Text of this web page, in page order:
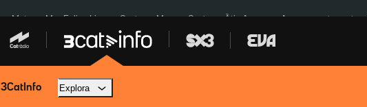
a Meta Mor Felipe Lipe Ceuta Menors Ceuta Àtic Ayuso Aparcament agost
3CatInfo Explora